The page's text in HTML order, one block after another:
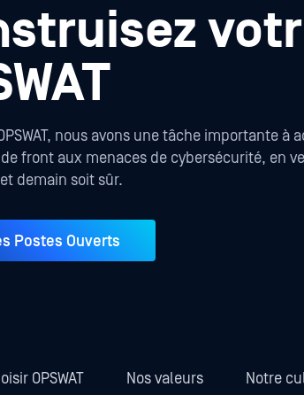
nous avons une tâche importante
front aux menaces de cybersécurité, en
demain soit sûr.
Postes Ouverts
OPSWAT Nos valeurs Notre